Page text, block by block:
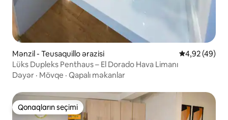
Mənzil - Teusaquillo ərazisi Ortalama
4,92 (49)
Lüks Dupleks Penthaus – El Dorado Hava Limanı
Dəyər · Mövqe · Qapalı məkanlar
Qonaqların seçimi
Qonaqların seçimi